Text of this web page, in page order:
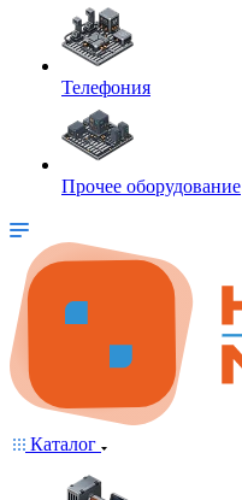
Телефония
Прочее оборудование
Каталог